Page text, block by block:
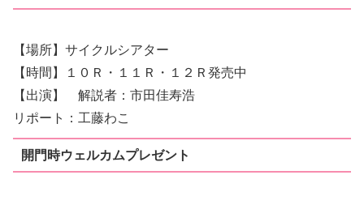
【場所】サイクルシアター
【時間】１０Ｒ・１１Ｒ・１２Ｒ発売中
【出演】 解説者：市田佳寿浩
リポート：工藤わこ
開門時ウェルカムプレゼント